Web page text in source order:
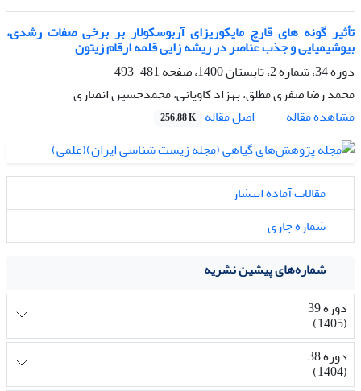
تأثیر گونه های قارچ مایکوریزای آربوسکولار بر برخی صفات رشدی،
بیوشیمیایی و جذب عناصر در ریشه زایی قلمه ارقام زیتون
دوره 34، شماره 2، تابستان 1400، صفحه
481-493
محمد رضا صفری مطلق، بهزاد کاویانی، محمدحسین انصاری
مشاهده مقاله
اصل مقاله 256.88 K
مقالات آماده انتشار
شماره جاری
شماره‌های پیشین نشریه
دوره 39
(1405)
دوره 38
(1404)